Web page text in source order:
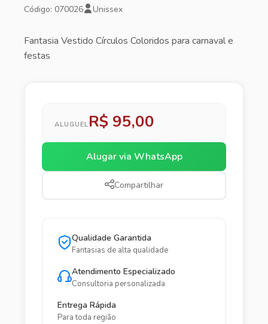
Código: 070026 Unissex
Fantasia Vestido Círculos Coloridos para carnaval e
festas
ALUGUEL R$ 95,00
Alugar via WhatsApp
Compartilhar
Qualidade Garantida
Fantasias de alta qualidade
Atendimento Especializado
Consultoria personalizada
Entrega Rápida
Para toda região